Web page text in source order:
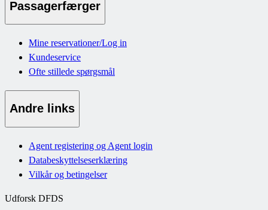
Passagerfærger
Mine reservationer/Log in
Kundeservice
Ofte stillede spørgsmål
Andre links
Agent registering og Agent login
Databeskyttelseserklæring
Vilkår og betingelser
Udforsk DFDS